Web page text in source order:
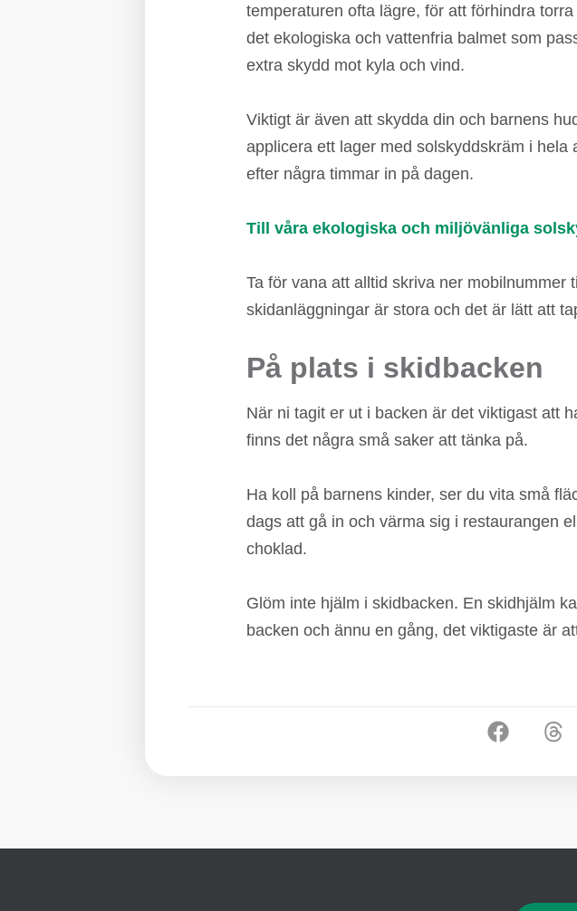
temperaturen ofta lägre, för att förhindra
det ekologiska och vattenfria balmet som
extra skydd mot kyla och vind.
Viktigt är även att skydda din och barnens
applicera ett lager med solskyddskräm i
efter några timmar in på dagen.
Till våra ekologiska och miljövänliga
Ta för vana att alltid skriva ner
skidanläggningar är stora och det är lätt att
På plats i skidbacken
När ni tagit er ut i backen är det viktigast att
finns det några små saker att tänka på.
Ha koll på barnens kinder, ser du vita små
dags att gå in och värma sig i restaurangen
choklad.
Glöm inte hjälm i skidbacken. En skidhjälm
backen och ännu en gång, det viktigaste är